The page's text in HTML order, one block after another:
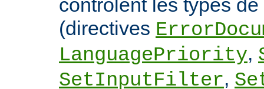
contrôlent les types
(directives
LanguagePriority,
SetInputFilter,